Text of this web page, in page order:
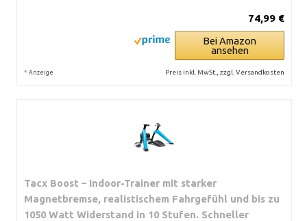
74,99 €
Bei Amazon
ansehen
* Anzeige Preis inkl. MwSt., zzgl. Versandkosten
Tacx Boost – Indoor-Trainer mit starker
Magnetbremse, realistischem Fahrgefühl und bis zu
1050 Watt Widerstand in 10 Stufen. Schneller